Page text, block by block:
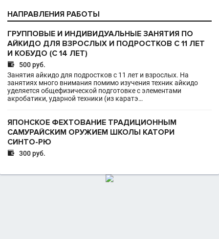
НАПРАВЛЕНИЯ РАБОТЫ
ГРУППОВЫЕ И ИНДИВИДУАЛЬНЫЕ ЗАНЯТИЯ ПО
АЙКИДО ДЛЯ ВЗРОСЛЫХ И ПОДРОСТКОВ С 11 ЛЕТ
И КОБУДО (С 14 ЛЕТ)

500 руб.
Занятия айкидо для подростков с 11 лет и взрослых. На
занятиях много внимания помимо изучения техник айкидо
уделяется общефизической подготовке с элементами
акробатики, ударной техники (из каратэ…
ЯПОНСКОЕ ФЕХТОВАНИЕ ТРАДИЦИОННЫМ
САМУРАЙСКИМ ОРУЖИЕМ ШКОЛЫ КАТОРИ
СИНТО-РЮ
 300 руб.